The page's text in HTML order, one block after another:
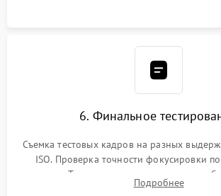
6. Финальное
Съемка тестовых кадров на разных
ISO. Проверка точности фокусировки
мишени. Тест записи на карту памяти,
вспышки, микрофона и всех кнопок
Подробнее